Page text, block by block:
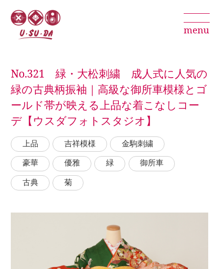
menu
No.321 緑・大松刺繍 成人式に人気の
緑の古典柄振袖｜高級な御所車模様とゴ
ールド帯が映える上品な着こなしコー
デ【ウスダフォトスタジオ】
上品 吉祥模様
金駒刺繍
豪華
優雅 緑
御所車
古典
菊